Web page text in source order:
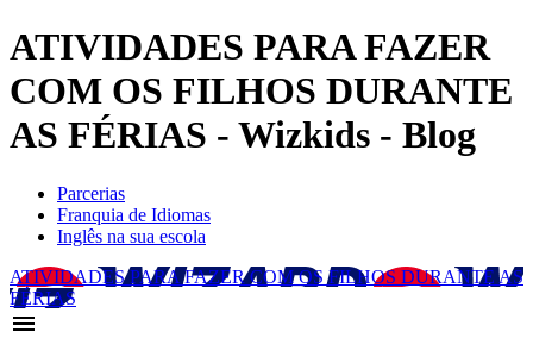
ATIVIDADES PARA FAZER
COM OS FILHOS DURANTE
AS FÉRIAS - Wizkids - Blog
Parcerias
Franquia de Idiomas
Inglês na sua escola
ATIVIDADES PARA FAZER COM OS FILHOS DURANTE AS
FÉRIAS
menu